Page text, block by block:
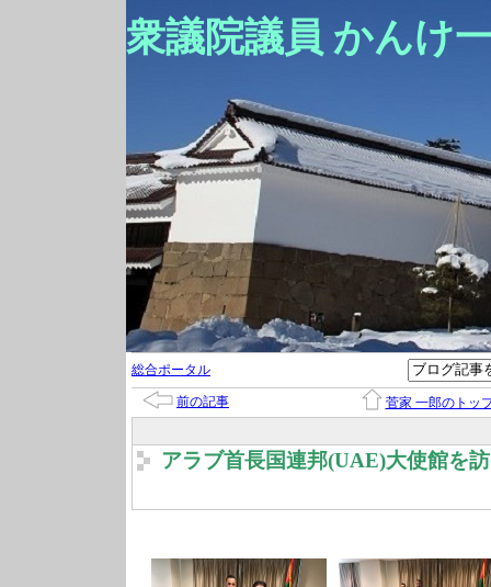
衆議院議員 かんけ
総合ポータル
前の記事 菅家 一郎のトッ
アラブ首長国連邦(UAE)大使館を